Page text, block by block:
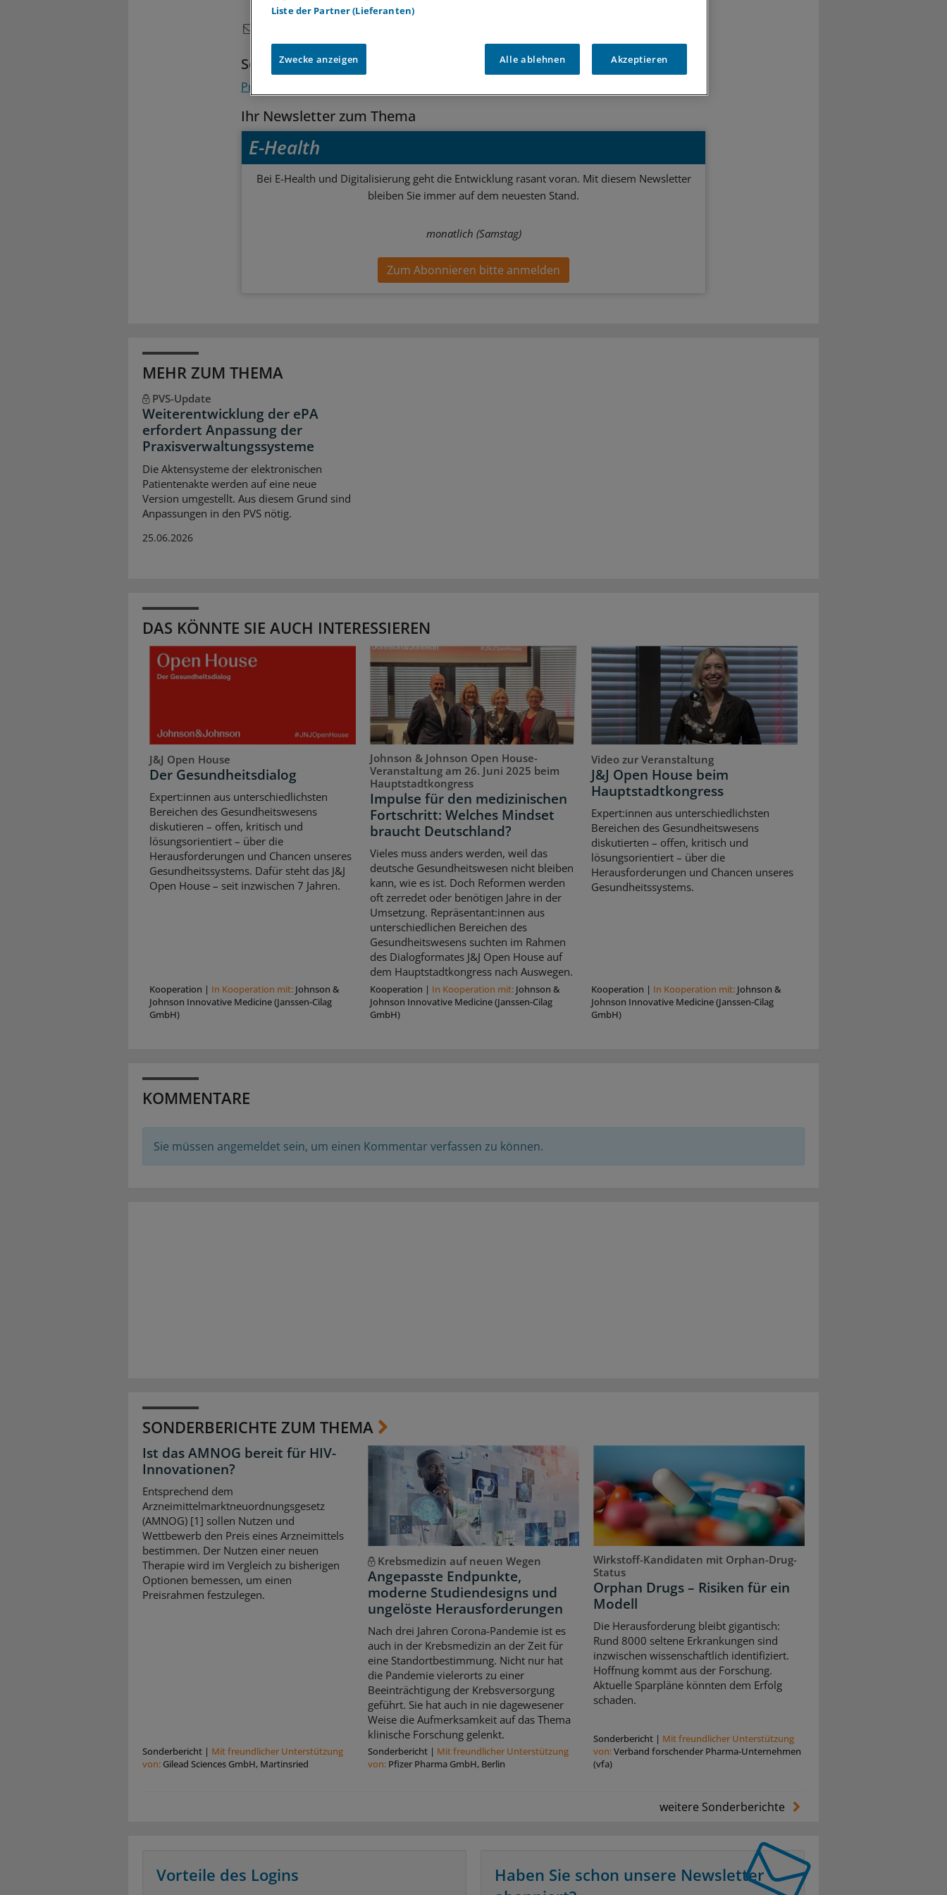
Schlagworte:
Praxis-EDV
Ihr Newsletter zum Thema
E-Health
Bei E-Health und Digitalisierung geht die Entwicklung rasant voran. Mit diesem Newsletter
bleiben Sie immer auf dem neuesten Stand.
monatlich (Samstag)
Zum Abonnieren bitte anmelden
MEHR ZUM THEMA
PVS-Update
Weiterentwicklung der ePA
erfordert Anpassung der
Praxisverwaltungssysteme
Die Aktensysteme der elektronischen
Patientenakte werden auf eine neue
Version umgestellt. Aus diesem Grund sind
Anpassungen in den PVS nötig.
25.06.2026
DAS KÖNNTE SIE AUCH INTERESSIEREN
J&J Open House
Der Gesundheitsdialog
Expert:innen aus unterschiedlichsten
Bereichen des Gesundheitswesens
diskutieren – offen, kritisch und
lösungsorientiert – über die
Herausforderungen und Chancen unseres
Gesundheitssystems. Dafür steht das J&J
Open House – seit inzwischen 7 Jahren.
Kooperation | In Kooperation mit: Johnson &
Johnson Innovative Medicine (Janssen-Cilag
GmbH)
Johnson & Johnson Open House-
Veranstaltung am 26. Juni 2025 beim
Hauptstadtkongress
Impulse für den medizinischen
Fortschritt: Welches Mindset
braucht Deutschland?
Vieles muss anders werden, weil das
deutsche Gesundheitswesen nicht bleiben
kann, wie es ist. Doch Reformen werden
oft zerredet oder benötigen Jahre in der
Umsetzung. Repräsentant:innen aus
unterschiedlichen Bereichen des
Gesundheitswesens suchten im Rahmen
des Dialogformates J&J Open House auf
dem Hauptstadtkongress nach Auswegen.
Kooperation | In Kooperation mit: Johnson &
Johnson Innovative Medicine (Janssen-Cilag
GmbH)
Video zur Veranstaltung
J&J Open House beim
Hauptstadtkongress
Expert:innen aus unterschiedlichsten
Bereichen des Gesundheitswesens
diskutierten – offen, kritisch und
lösungsorientiert – über die
Herausforderungen und Chancen unseres
Gesundheitssystems.
Kooperation | In Kooperation mit: Johnson &
Johnson Innovative Medicine (Janssen-Cilag
GmbH)
KOMMENTARE
Sie müssen angemeldet sein, um einen Kommentar verfassen zu können.
SONDERBERICHTE ZUM THEMA
Ist das AMNOG bereit für HIV-
Innovationen?
Entsprechend dem
Arzneimittelmarktneuordnungsgesetz
(AMNOG) [1] sollen Nutzen und
Wettbewerb den Preis eines Arzneimittels
bestimmen. Der Nutzen einer neuen
Therapie wird im Vergleich zu bisherigen
Optionen bemessen, um einen
Preisrahmen festzulegen.
Sonderbericht | Mit freundlicher Unterstützung
von: Gilead Sciences GmbH, Martinsried
Krebsmedizin auf neuen Wegen
Angepasste Endpunkte,
moderne Studiendesigns und
ungelöste Herausforderungen
Nach drei Jahren Corona-Pandemie ist es
auch in der Krebsmedizin an der Zeit für
eine Standortbestimmung. Nicht nur hat
die Pandemie vielerorts zu einer
Beeinträchtigung der Krebsversorgung
geführt. Sie hat auch in nie dagewesener
Weise die Aufmerksamkeit auf das Thema
klinische Forschung gelenkt.
Sonderbericht| Mit freundlicher Unterstützung
von: Pfizer Pharma GmbH, Berlin
Wirkstoff-Kandidaten mit Orphan-Drug-
Status
Orphan Drugs – Risiken für ein
Modell
Die Herausforderung bleibt gigantisch:
Rund 8000 seltene Erkrankungen sind
inzwischen wissenschaftlich identifiziert.
Hoffnung kommt aus der Forschung.
Aktuelle Sparpläne könnten dem Erfolg
schaden.
Sonderbericht| Mit freundlicher Unterstützung
von:Verband forschender Pharma-Unternehmen
(vfa)
weitere Sonderberichte
Vorteile des Logins
Haben Sie schon unsere Newsletter
Liste der Partner (Lieferanten)
Zwecke anzeigen Alle ablehnen Akzeptieren